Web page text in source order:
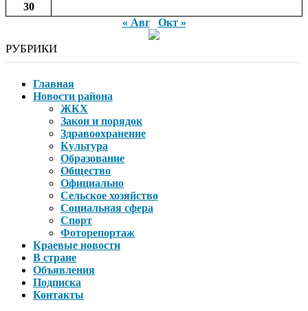
30
« Авг
Окт »
РУБРИКИ
Главная
Новости района
ЖКХ
Закон и порядок
Здравоохранение
Культура
Образование
Общество
Официально
Сельское хозяйство
Социальная сфера
Спорт
Фоторепортаж
Краевые новости
В стране
Объявления
Подписка
Контакты